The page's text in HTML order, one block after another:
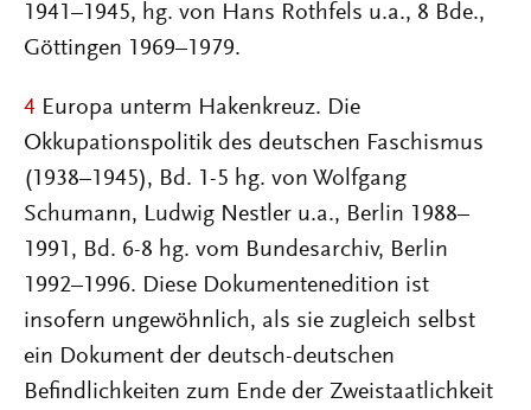
1941–1945, hg. von Hans Rothfels u.a., 8 Bde.,
Göttingen 1969–1979.
4 Europa unterm Hakenkreuz. Die
Okkupationspolitik des deutschen Faschismus
(1938–1945), Bd. 1-5 hg. von Wolfgang
Schumann, Ludwig Nestler u.a., Berlin 1988–
1991, Bd. 6-8 hg. vom Bundesarchiv, Berlin
1992–1996. Diese Dokumentenedition ist
insofern ungewöhnlich, als sie zugleich selbst
ein Dokument der deutsch-deutschen
Befindlichkeiten zum Ende der Zweistaatlichkeit